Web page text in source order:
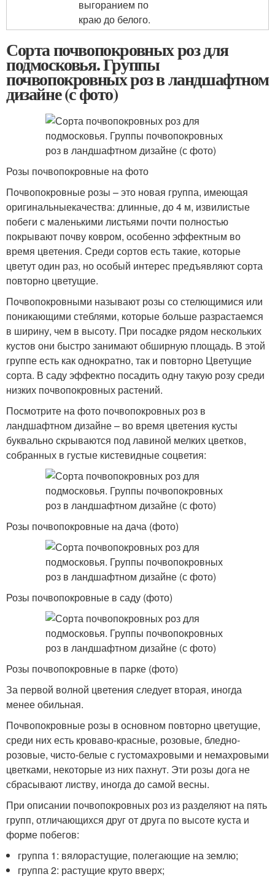
выгоранием по
краю до белого.
Сорта почвопокровных роз для
подмосковья. Группы
почвопокровных роз в ландшафтном
дизайне (с фото)
Розы почвопокровные на фото
Почвопокровные розы – это новая группа, имеющая
оригинальныекачества: длинные, до 4 м, извилистые
побеги с маленькими листьями почти полностью
покрывают почву ковром, особенно эффектным во
время цветения. Среди сортов есть такие, которые
цветут один раз, но особый интерес предъявляют сорта
повторно цветущие.
Почвопокровными называют розы со стелющимися или
поникающими стеблями, которые больше разрастаемся
в ширину, чем в высоту. При посадке рядом нескольких
кустов они быстро занимают обширную площадь. В этой
группе есть как однократно, так и повторно Цветущие
сорта. В саду эффектно посадить одну такую розу среди
низких почвопокровных растений.
Посмотрите на фото почвопокровных роз в
ландшафтном дизайне – во время цветения кусты
буквально скрываются под лавиной мелких цветков,
собранных в густые кистевидные соцветия:
Розы почвопокровные на дача (фото)
Розы почвопокровные в саду (фото)
Розы почвопокровные в парке (фото)
За первой волной цветения следует вторая, иногда
менее обильная.
Почвопокровные розы в основном повторно цветущие,
среди них есть кроваво-красные, розовые, бледно-
розовые, чисто-белые с густомахровыми и немахровыми
цветками, некоторые из них пахнут. Эти розы дога не
сбрасывают листву, иногда до самой весны.
При описании почвопокровных роз из разделяют на пять
групп, отличающихся друг от друга по высоте куста и
форме побегов:
группа 1: вялорастущие, полегающие на землю;
группа 2: растущие круто вверх;